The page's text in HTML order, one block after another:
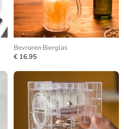
Bevroren Bierglas
€ 16,95